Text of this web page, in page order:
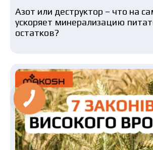
Азот или деструктор – что на
ускоряет минерализацию
остатков?